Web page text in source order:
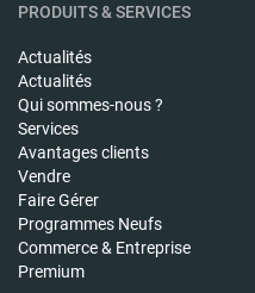
PRODUITS & SERVICES
Actualités
Actualités
Qui sommes-nous ?
Services
Avantages clients
Vendre
Faire Gérer
Programmes Neufs
Commerce & Entreprise
Premium